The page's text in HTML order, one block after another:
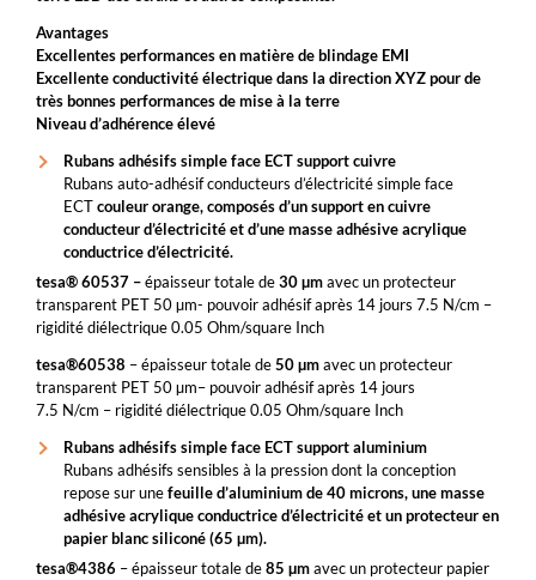
Avantages
Excellentes performances en matière de blindage EMI
Excellente conductivité électrique dans la direction XYZ pour de
très bonnes performances de mise à la terre
Niveau d’adhérence élevé
Rubans adhésifs simple face ECT support cuivre
Rubans auto-adhésif conducteurs d’électricité simple face
ECTcouleur orange, composés d’un support en cuivre
conducteur d’électricité et d’une masse adhésive acrylique
conductrice d’électricité.
tesa® 60537 –épaisseur totale de30 µmavec un protecteur
transparent PET 50 µm- pouvoir adhésif après 14 jours 7.5 N/cm –
rigidité diélectrique 0.05 Ohm/square Inch
tesa®60538 – épaisseur totale de50 µmavec un protecteur
transparent PET 50 µm– pouvoir adhésif après 14 jours
7.5 N/cm – rigidité diélectrique 0.05 Ohm/square Inch
Rubans adhésifs simple face ECT support aluminium
Rubans adhésifs sensibles à la pression dont la conception
repose sur unefeuille d’aluminium de 40 microns, une masse
adhésive acrylique conductrice d’électricité et un protecteur en
papier blanc siliconé (65 µm).
tesa®4386 – épaisseur totale de85 µmavec un protecteur papier